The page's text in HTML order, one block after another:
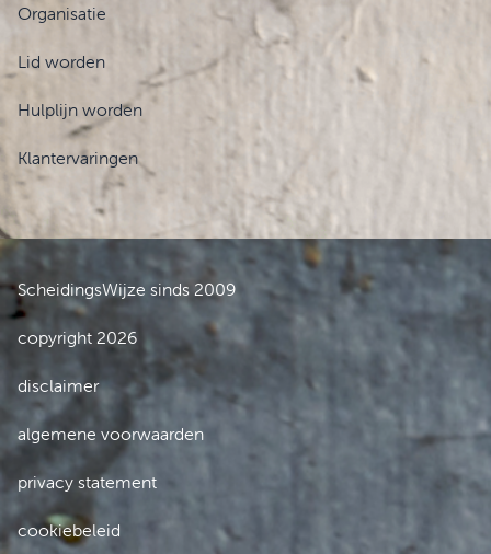
Organisatie
Lid worden
Hulplijn worden
Klantervaringen
ScheidingsWijze sinds 2009
copyright 2026
disclaimer
algemene voorwaarden
privacy statement
cookiebeleid